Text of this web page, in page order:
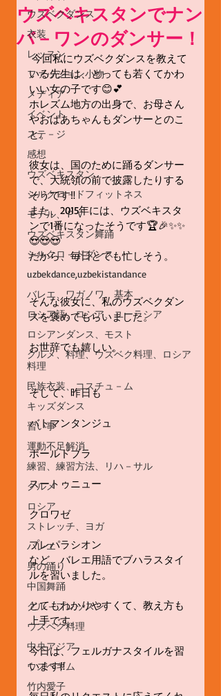
ウズベクダンス
衣装
レッスン
ファッション小物
メディア
イベント
ステ－ジ
感想
ウズベキスタン
シルクロ－ドフィットネス
モデル、ＰＶ
ウズベキスタン舞踊
シルクロ－ドダンス
uzbekdance,uzbekistandance
バレエ、ワガノワ、基本
ロシア語、ロシア、ユーラシア
ロシアンダンス、モスト
グルメ、料理、ウズベク料理、ロシア
料理
民族衣装、コスチュ－ム
キッズダンス
習い事
運動不足解消
練習、練習方法、リハ－サル
グルメ
ロシア
ストレッチ、ヨガ
バレエ
男の踊り
中国舞踊
グル－プレッスン
ウズベク料理
中央アジア
ウズベギム
竹内愛子
ウズベキスタンでナン
バ－ワンのダンサー！
今回私にウズベクダンスを教えて
いる先生は、とっても若くてかわ
いい女の子です😊💕
ホレズム地方の出身で、お母さん
やおばあちゃんもダンサーとのこ
と。
彼女は、国のために踊るダンサー
で、大統領の前で披露したりする
そうです‼️
また、2015年には、ウズベキスタ
ンで1番になったそうです🏆🎉✨✨
😍😍😍
だから、毎日とても忙しそう。
そんな彼女に、私のウズベクダン
スを褒めてもらいました。
お世辞でも嬉しい。
そして、昨日も
バトマンタンジュ
ポールドブラ
スートゥニュー
クロワゼ
プレパラシオン
など、バレエ用語でブハラスタイ
ルを習いました。
とてもわかりやすくて、教え方も
上手です。
今日は、フェルガナスタイルを習
います‼️